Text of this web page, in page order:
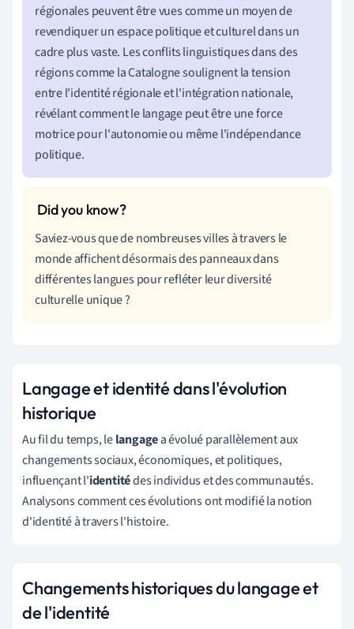
régionales peuvent être vues comme un moyen de
revendiquer un espace politique et culturel dans un
cadre plus vaste. Les conflits linguistiques dans des
régions comme la Catalogne soulignent la tension
entre l'identité régionale et l'intégration nationale,
révélant comment le langage peut être une force
motrice pour l'autonomie ou même l'indépendance
politique.
Saviez-vous que de nombreuses villes à travers le
monde affichent désormais des panneaux dans
différentes langues pour refléter leur diversité
culturelle unique ?
Langage et identité dans l'évolution
historique
Au fil du temps, lelangagea évolué parallèlement aux
changements sociaux, économiques, et politiques,
influençant l'identitédes individus et des communautés.
Analysons comment ces évolutions ont modifié la notion
d'identité à travers l'histoire.
Changements historiques du langage et
de l'identité